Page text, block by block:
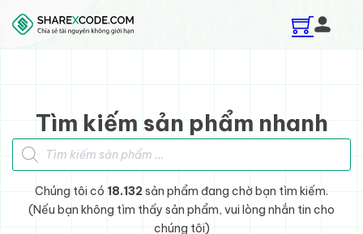
Skip to main content
Skip to footer
Tìm kiếm sản phẩm nhanh
Tìm kiếm sản phẩm
Chúng tôi có 18.132sản phẩm đang chờ bạn tìm kiếm.
(Nếu bạn không tìm thấy sản phẩm, vui lòng nhắn tin cho
chúng tôi)